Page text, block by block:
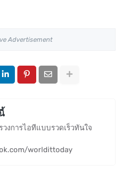
Advertisement
วงการไอทีแบบรวดเร็วทันใจ
worldittoday